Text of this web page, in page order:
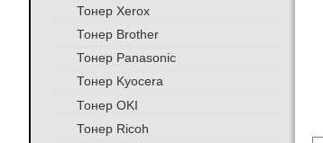
Тонер Xerox
Тонер Brother
Тонер Panasonic
Тонер Kyocera
Тонер OKI
Тонер Ricoh